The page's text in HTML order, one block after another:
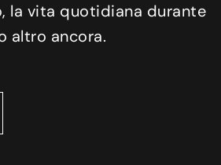
la vita quotidiana durante
altro ancora.